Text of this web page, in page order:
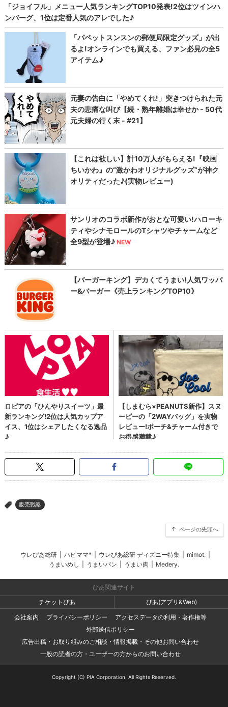
> 販売戦略
ページの先頭へ
ウレぴあ総研 ハピママ* ウレぴあ総研 ディズニー特集 mimot.
うまいめし
うまいパン うまい肉 Medery.
ぴあ関連サイト
チケットぴあ
ぴあ(アプリ&Web)
会社案内
プライバシーポリシー
アクセスデータの利用・著作権等
外部送信ポリシー
広告出稿・お取り組みのご相談・情報掲載・その他お問い合わせ
一般の読者の方・ユーザーの方からのお問い合わせ
Copyright (C) PIA Corporation. All Rights Reserved.